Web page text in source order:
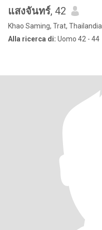
แสงจันทร์, 42
Khao Saming, Trat, Thailandia
Alla ricerca di: Uomo 42 - 44